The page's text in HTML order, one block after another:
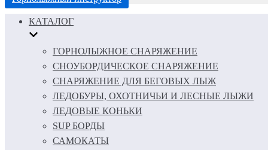
КАТАЛОГ
ГОРНОЛЫЖНОЕ СНАРЯЖЕНИЕ
СНОУБОРДИЧЕСКОЕ СНАРЯЖЕНИЕ
СНАРЯЖЕНИЕ ДЛЯ БЕГОВЫХ ЛЫЖ
ЛЕДОБУРЫ, ОХОТНИЧЬИ И ЛЕСНЫЕ ЛЫЖИ
ЛЕДОВЫЕ КОНЬКИ
SUP БОРДЫ
САМОКАТЫ